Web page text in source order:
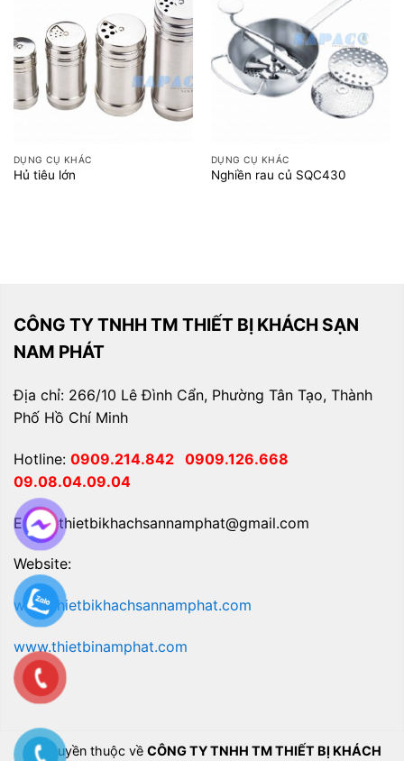
DỤNG CỤ KHÁC
Hủ tiêu lớn
DỤNG CỤ KHÁC
Nghiền rau củ SQC430
CÔNG TY TNHH TM THIẾT BỊ KHÁCH SẠN
NAM PHÁT
Địa chỉ: 266/10 Lê Đình Cẩn, Phường Tân Tạo, Thành
Phố Hồ Chí Minh
Hotline: 0909.214.842 0909.126.668
09.08.04.09.04
Email: thietbikhachsannamphat@gmail.com
Website:
www.thietbikhachsannamphat.com
www.thietbinamphat.com
Bản quyền thuộc về CÔNG TY TNHH TM THIẾT BỊ KHÁCH